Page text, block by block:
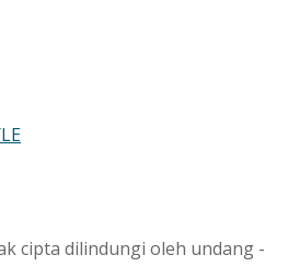
cipta dilindungi oleh undang -